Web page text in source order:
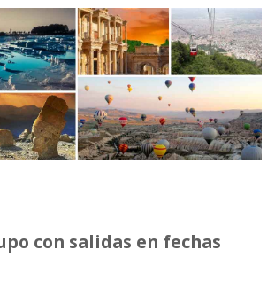
con salidas en fechas